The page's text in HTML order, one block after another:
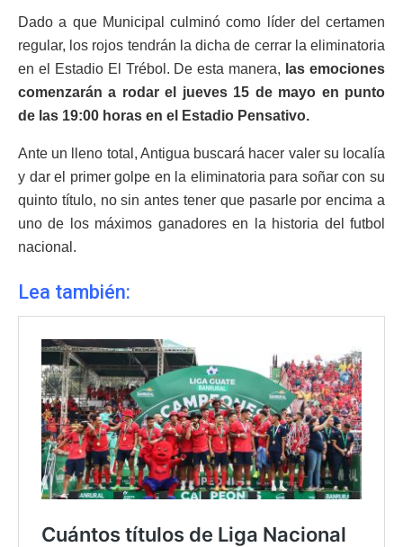
Dado a que Municipal culminó como líder del certamen
regular, los rojos tendrán la dicha de cerrar la eliminatoria
en el Estadio El Trébol. De esta manera, las emociones
comenzarán a rodar el jueves 15 de mayo en punto
de las 19:00 horas en el Estadio Pensativo.
Ante un lleno total, Antigua buscará hacer valer su localía
y dar el primer golpe en la eliminatoria para soñar con su
quinto título, no sin antes tener que pasarle por encima a
uno de los máximos ganadores en la historia del futbol
nacional.
Lea también: